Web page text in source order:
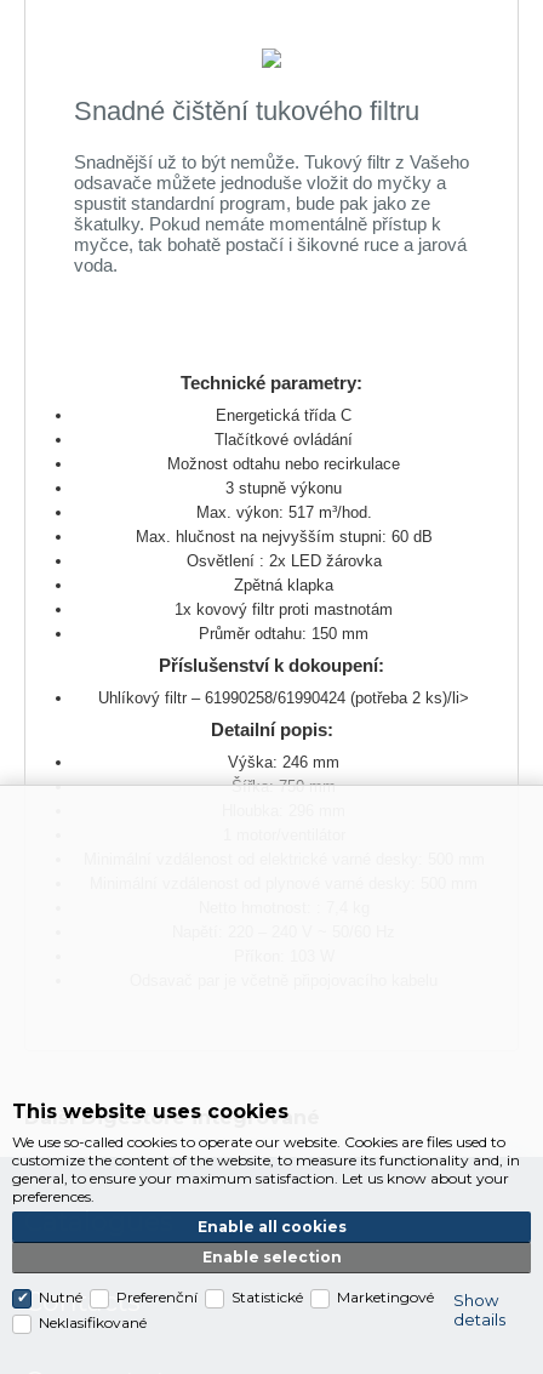
Snadné čištění tukového filtru
Snadnější už to být nemůže. Tukový filtr z Vašeho
odsavače můžete jednoduše vložit do myčky a
spustit standardní program, bude pak jako ze
škatulky. Pokud nemáte momentálně přístup k
myčce, tak bohatě postačí i šikovné ruce a jarová
voda.
Technické parametry:
Energetická třída C
Tlačítkové ovládání
Možnost odtahu nebo recirkulace
3 stupně výkonu
Max. výkon: 517 m³/hod.
Max. hlučnost na nejvyšším stupni: 60 dB
Osvětlení : 2x LED žárovka
Zpětná klapka
1x kovový filtr proti mastnotám
Průměr odtahu: 150 mm
Příslušenství k dokoupení:
Uhlíkový filtr – 61990258/61990424 (potřeba 2 ks)/li>
Detailní popis:
Výška: 246 mm
Šířka: 750 mm
DalšíDigestoře integrované
Catalogues
Contacts
This website uses cookies
We use so-called cookies to operate our website. Cookies are files used to
customize the content of the website, to measure its functionality and, in
general, to ensure your maximum satisfaction. Let us know about your
preferences.
Enable selection
Enable all cookies
Nutné Preferenční Statistické
Marketingové
Neklasifikované
Show
details